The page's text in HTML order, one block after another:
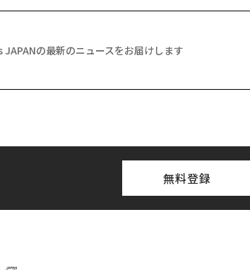
アフリカの農村の通信、
手にした「次なる武器」
〜決断する人のAI〜AI時
ト、「超個別化」の核心
【MUFG×ウェルスナビ